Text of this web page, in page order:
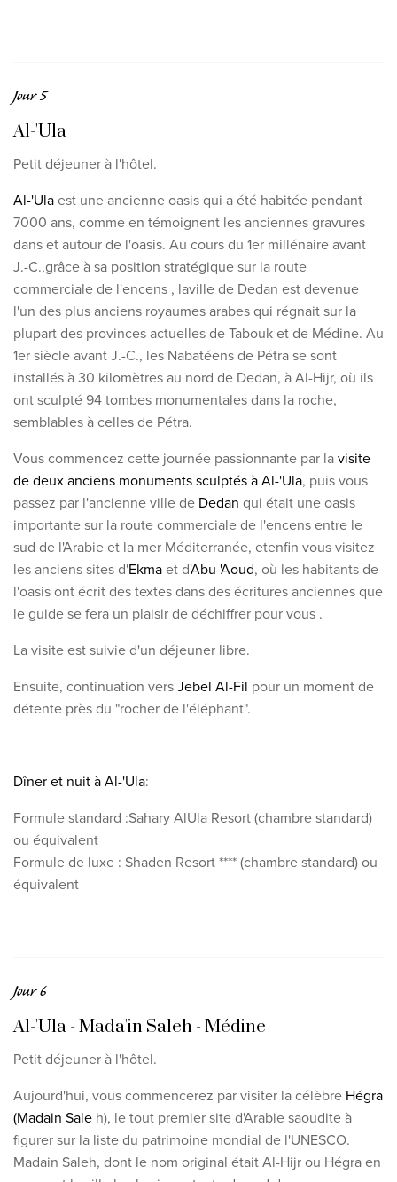
Jour 5
Al-'Ula
Petit déjeuner à l'hôtel.
Al-'Ulaest une ancienne oasis qui a été habitée pendant
7000 ans, comme en témoignent les anciennes gravures
dans et autour de l'oasis. Au cours du 1er millénaireavant
J.-C.,grâce à sa position stratégique sur la route
commerciale de l'encens , laville de Dedan est devenue
l'un des plus anciens royaumes arabes qui régnait sur la
plupart des provinces actuelles de Tabouk et de Médine. Au
1er siècle avant J.-C., les Nabatéens de Pétra se sont
installés à 30 kilomètres au nord de Dedan, à Al-Hijr, où ils
ont sculpté 94 tombes monumentales dans la roche,
semblables à celles de Pétra.
Vous commencez cette journée passionnante par lavisite
de deux anciens monuments sculptés à Al-'Ula, puis vous
passez par l'ancienne ville de Dedan qui était une oasis
importante sur la route commerciale de l'encens entre le
sud de l'Arabie et la mer Méditerranée, etenfin vous visitez
les anciens sites d'Ekmaet d'Abu 'Aoud, où les habitants de
l'oasis ont écrit des textes dans des écritures anciennes que
le guide se fera un plaisir de déchiffrer pour vous .
La visite est suivie d'un déjeuner libre.
Ensuite, continuation versJebel Al-Fil pour un moment de
détente près du "rocher de l'éléphant".
Dîner et nuit à Al-'Ula:
Formule standard :Sahary AlUla Resort(chambre standard)
ou équivalent
Formule de luxe : Shaden Resort **** (chambre standard) ou
équivalent
Jour 6
Al-'Ula - Mada'in Saleh - Médine
Petit déjeuner à l'hôtel.
Aujourd'hui, vous commencerez par visiter la célèbre Hégra
(Madain Sale h), le tout premier site d'Arabie saoudite à
figurer sur la liste du patrimoine mondial de l'UNESCO.
Madain Saleh, dont le nom original était Al-Hijr ou Hégra en